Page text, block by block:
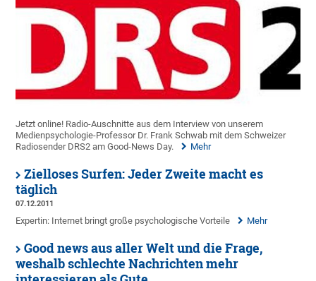
Jetzt online! Radio-Auschnitte aus dem Interview von unserem
Medienpsychologie-Professor Dr. Frank Schwab mit dem Schweizer
Radiosender DRS2 am Good-News Day.
Mehr
Zielloses Surfen: Jeder Zweite macht es
täglich
07.12.2011
Expertin: Internet bringt große psychologische Vorteile Mehr
Good news aus aller Welt und die Frage,
weshalb schlechte Nachrichten mehr